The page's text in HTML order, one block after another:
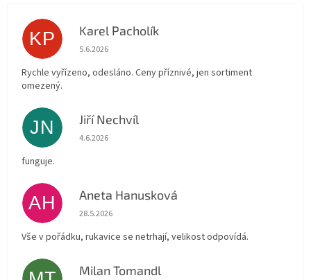
KP Karel Pacholík
Hodnocení obchodu je 4 z 5 hvězdiček.
5.6.2026
Rychle vyřízeno, odesláno. Ceny příznivé, jen sortiment
omezený.
JN Jiří Nechvíl
Hodnocení obchodu je 5 z 5 hvězdiček.
4.6.2026
funguje.
AH Aneta Hanusková
Hodnocení obchodu je 5 z 5 hvězdiček.
28.5.2026
Vše v pořádku, rukavice se netrhají, velikost odpovídá.
Milan Tomandl